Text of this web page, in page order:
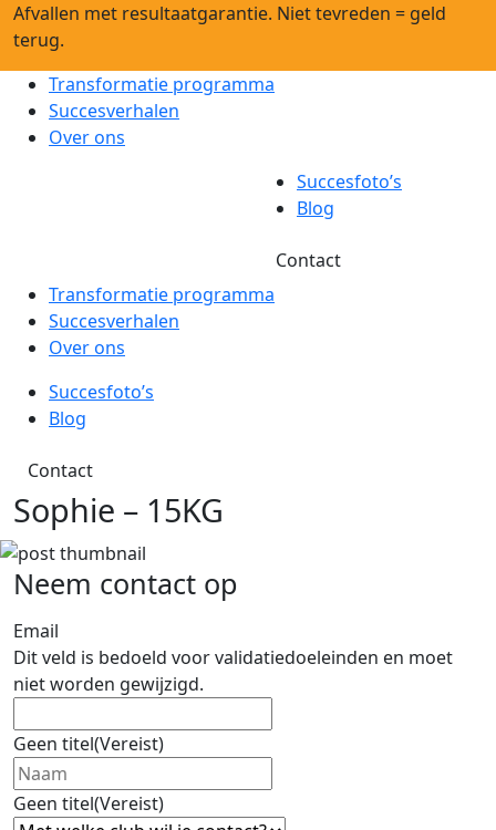
Afvallen met resultaatgarantie. Niet tevreden = geld
terug.
Transformatie programma
Succesverhalen
Over ons
Succesfoto’s
Blog
Contact
Transformatie programma
Succesverhalen
Over ons
Succesfoto’s
Blog
Contact
Sophie – 15KG
Neem contact op
Email
Dit veld is bedoeld voor validatiedoeleinden en moet
niet worden gewijzigd.
Geen titel(Vereist)
Geen titel(Vereist)